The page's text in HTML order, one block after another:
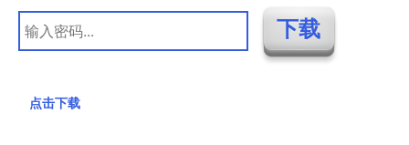
点击下载